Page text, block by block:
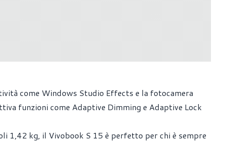
come Windows Studio Effects e la fotocamera
funzioni come Adaptive Dimming e Adaptive Lock
1,42 kg, il Vivobook S 15 è perfetto per chi è sempre